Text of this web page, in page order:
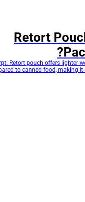
Retort
Retort pouch offers lighter
to canned food, making
Pouch vs Canned Food:
Solution? For food